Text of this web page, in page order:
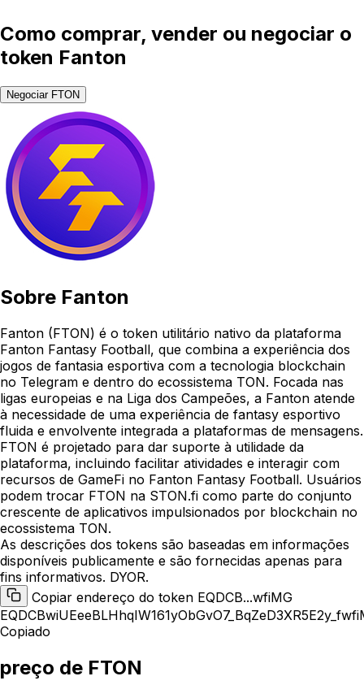
Como comprar, vender ou negociar o
token Fanton
Negociar FTON
Sobre Fanton
Fanton (FTON) é o token utilitário nativo da plataforma
Fanton Fantasy Football, que combina a experiência dos
jogos de fantasia esportiva com a tecnologia blockchain
no Telegram e dentro do ecossistema TON. Focada nas
ligas europeias e na Liga dos Campeões, a Fanton atende
à necessidade de uma experiência de fantasy esportivo
fluida e envolvente integrada a plataformas de mensagens.
FTON é projetado para dar suporte à utilidade da
plataforma, incluindo facilitar atividades e interagir com
recursos de GameFi no Fanton Fantasy Football. Usuários
podem trocar FTON na STON.fi como parte do conjunto
crescente de aplicativos impulsionados por blockchain no
ecossistema TON.
As descrições dos tokens são baseadas em informações
disponíveis publicamente e são fornecidas apenas para
fins informativos. DYOR.
Copiar endereço do token EQDCB...wfiMG
Copiado
preço de FTON